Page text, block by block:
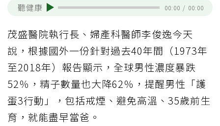
聽健康 00:00 / 00:00
茂盛醫院執行長、婦產科醫師李俊逸今天
說，根據國外一份針對過去40年間（1973年
至2018年）報告顯示，全球男性濃度暴跌
52％，精子數量也大降62％，提醒男性「護
蛋3行動」，包括戒煙、避免高溫、35歲前生
育，就能盡早當爸。